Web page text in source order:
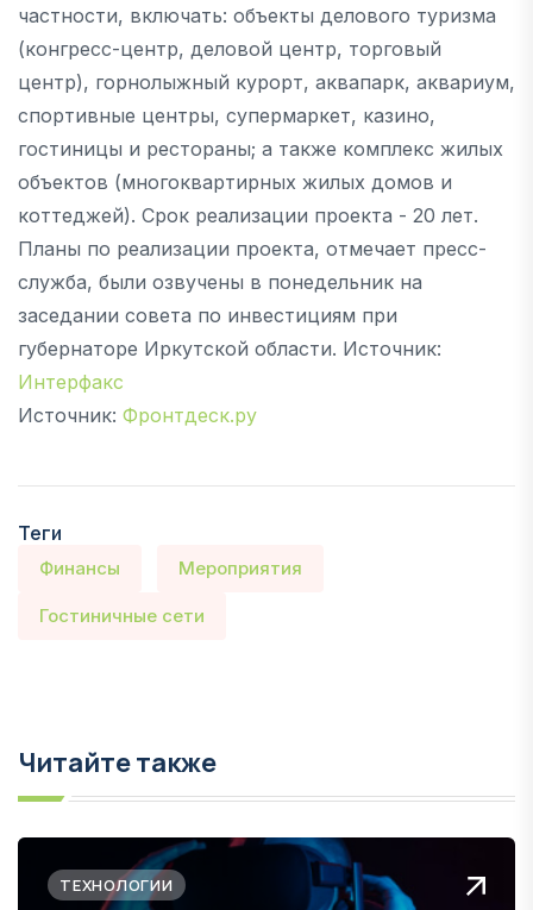
частности, включать: объекты делового туризма
(конгресс-центр, деловой центр, торговый
центр), горнолыжный курорт, аквапарк, аквариум,
спортивные центры, супермаркет, казино,
гостиницы и рестораны; а также комплекс жилых
объектов (многоквартирных жилых домов и
коттеджей). Срок реализации проекта - 20 лет.
Планы по реализации проекта, отмечает пресс-
служба, были озвучены в понедельник на
заседании совета по инвестициям при
губернаторе Иркутской области. Источник:
Интерфакс
Источник: Фронтдеск.ру
Теги
Финансы Мероприятия
Гостиничные сети
Читайте также
ТЕХНОЛОГИИ